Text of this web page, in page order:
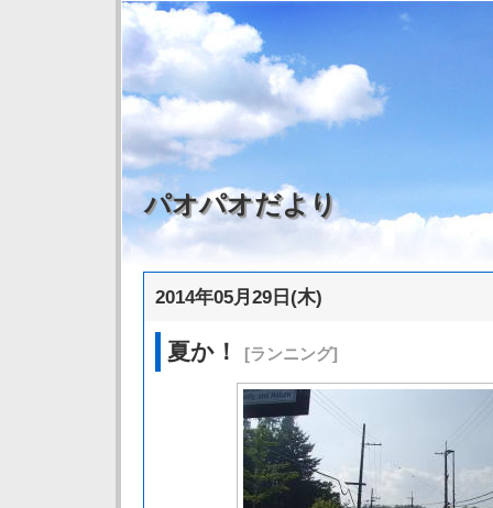
パオパオだより
2014年05月29日(木)
夏か！ [ランニング]